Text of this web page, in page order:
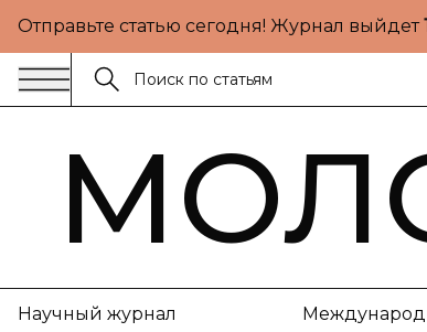
Отправьте статью сегодня! Журнал выйдет
Научный журнал